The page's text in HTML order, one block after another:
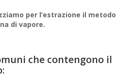
per l’estrazione il metodo
di vapore.
che contengono il